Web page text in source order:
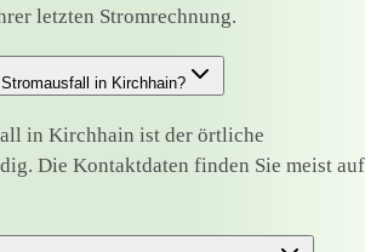
letzten Stromrechnung.
in Kirchhain?
in Kirchhain ist der örtliche
Die Kontaktdaten finden Sie meist auf